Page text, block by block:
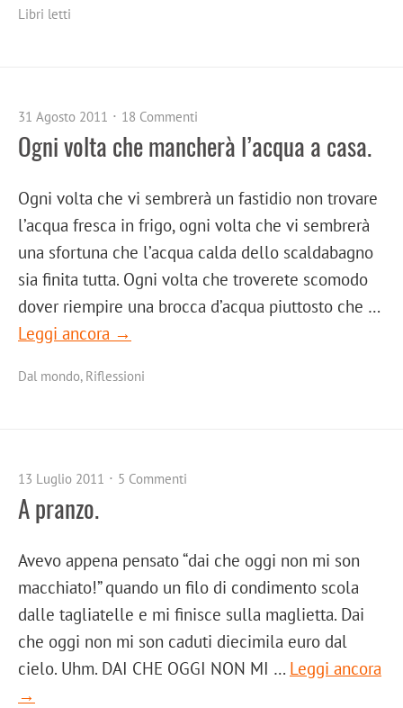
Libri letti
31 Agosto 2011 18 Commenti
Ogni volta che mancherà l’acqua a casa.
Ogni volta che vi sembrerà un fastidio non trovare
l’acqua fresca in frigo, ogni volta che vi sembrerà
una sfortuna che l’acqua calda dello scaldabagno
sia finita tutta. Ogni volta che troverete scomodo
dover riempire una brocca d’acqua piuttosto che …
Leggi ancora →
Dal mondo, Riflessioni
13 Luglio 2011 5 Commenti
A pranzo.
Avevo appena pensato “dai che oggi non mi son
macchiato!” quando un filo di condimento scola
dalle tagliatelle e mi finisce sulla maglietta. Dai
che oggi non mi son caduti diecimila euro dal
cielo. Uhm. DAI CHE OGGI NON MI … Leggi ancora
→